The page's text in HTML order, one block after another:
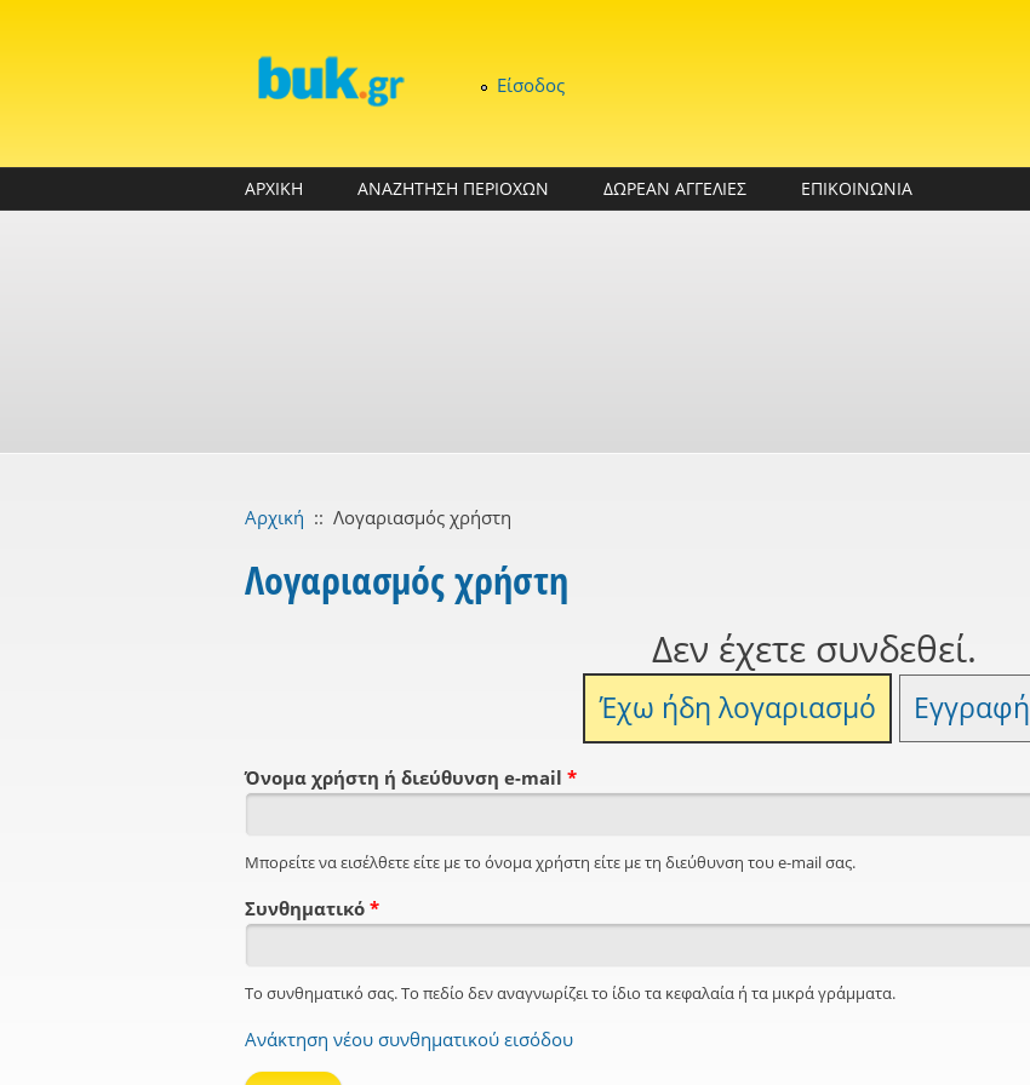
Είσοδος
ΑΡΧΙΚΗ ΑΝΑΖΗΤΗΣΗ ΠΕΡΙΟΧΩΝ ΔΩΡΕΑΝ ΑΓΓΕΛΙΕΣ ΕΠΙΚΟΙΝΩΝΙΑ
Αρχική :: Λογαριασμός χρήστη
Λογαριασμός χρήστη
Δεν έχετε συνδεθεί.
Έχω ήδη λογαριασμό Εγγραφή
Όνομα χρήστη ή διεύθυνση e-mail *
Μπορείτε να εισέλθετε είτε με το όνομα χρήστη είτε με τη διεύθυνση του e-mail σας.
Συνθηματικό *
Το συνθηματικό σας. Το πεδίο δεν αναγνωρίζει το ίδιο τα κεφαλαία ή τα μικρά γράμματα.
Ανάκτηση νέου συνθηματικού εισόδου